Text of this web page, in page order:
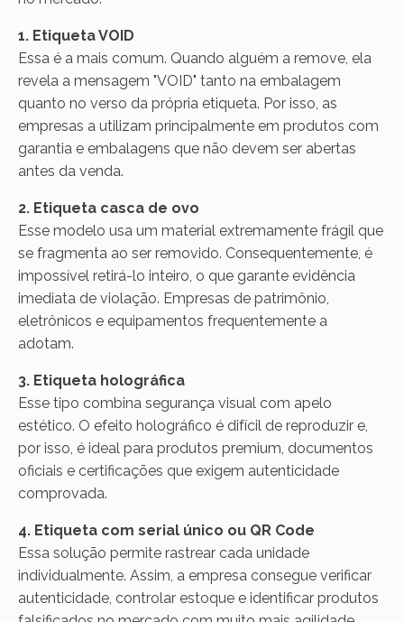
1. Etiqueta VOID
Essa é a mais comum. Quando alguém a remove, ela
revela a mensagem "VOID" tanto na embalagem
quanto no verso da própria etiqueta. Por isso, as
empresas a utilizam principalmente em produtos com
garantia e embalagens que não devem ser abertas
antes da venda.
2. Etiqueta casca de ovo
Esse modelo usa um material extremamente frágil que
se fragmenta ao ser removido. Consequentemente, é
impossível retirá-lo inteiro, o que garante evidência
imediata de violação. Empresas de patrimônio,
eletrônicos e equipamentos frequentemente a
adotam.
3. Etiqueta holográfica
Esse tipo combina segurança visual com apelo
estético. O efeito holográfico é difícil de reproduzir e,
por isso, é ideal para produtos premium, documentos
oficiais e certificações que exigem autenticidade
comprovada.
4. Etiqueta com serial único ou QR Code
Essa solução permite rastrear cada unidade
individualmente. Assim, a empresa consegue verificar
autenticidade, controlar estoque e identificar produtos